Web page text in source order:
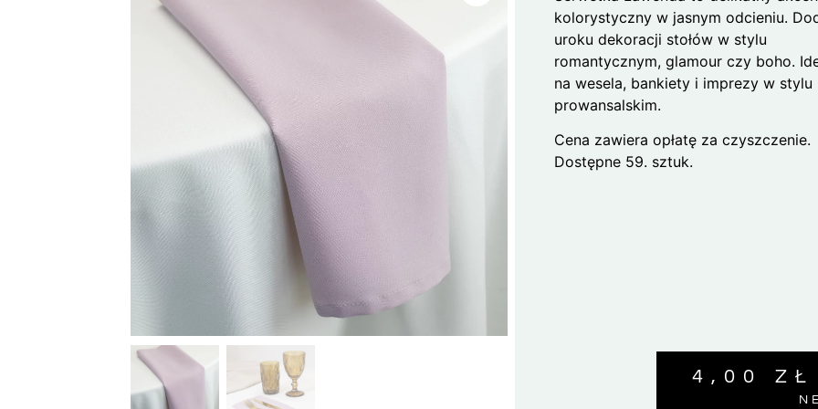
kolorystyczny w jasnym odcieniu.
uroku dekoracji stołów w stylu
romantycznym, glamour czy boho.
na wesela, bankiety i imprezy w stylu
prowansalskim.
Cena zawiera opłatę za czyszczenie.
Dostępne 59. sztuk.
4,00 ZŁ